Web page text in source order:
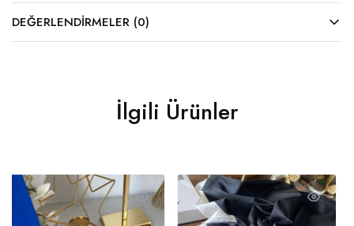
DEĞERLENDIRMELER (0)
İlgili Ürünler